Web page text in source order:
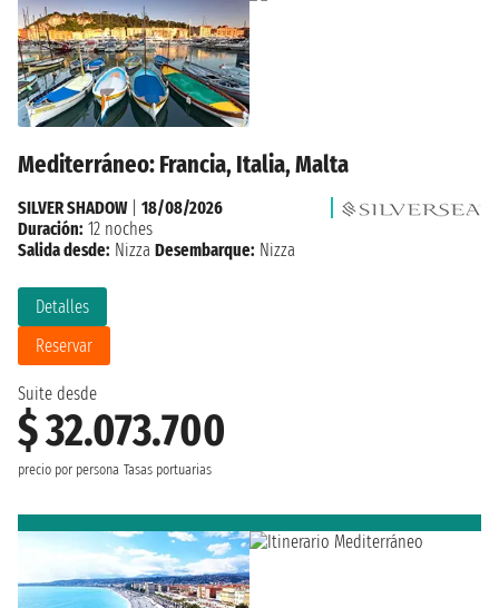
Mediterráneo: Francia, Italia, Malta
Suite desde
$ 32.073.700
precio por persona Tasas portuarias
Detalles
Reservar
SILVER SHADOW| 18/08/2026
Duración: 12 noches
Salida desde: Nizza Desembarque: Nizza